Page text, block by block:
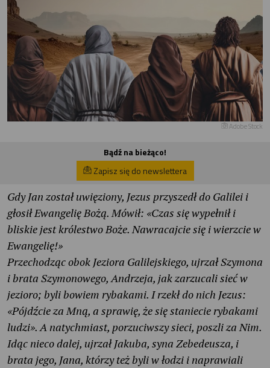
Adobe Stock
Bądź na bieżąco!
Zapisz się do newslettera
Gdy Jan został uwięziony, Jezus przyszedł do Galilei i
głosił Ewangelię Bożą. Mówił: «Czas się wypełnił i
bliskie jest królestwo Boże. Nawracajcie się i wierzcie w
Ewangelię!»
Przechodząc obok Jeziora Galilejskiego, ujrzał Szymona
i brata Szymonowego, Andrzeja, jak zarzucali sieć w
jezioro; byli bowiem rybakami. I rzekł do nich Jezus:
«Pójdźcie za Mną, a sprawię, że się staniecie rybakami
ludzi». A natychmiast, porzuciwszy sieci, poszli za Nim.
Idąc nieco dalej, ujrzał Jakuba, syna Zebedeusza, i
brata jego, Jana, którzy też byli w łodzi i naprawiali